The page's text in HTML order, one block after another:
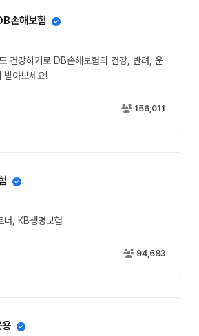
손해보험
건강하기로 DB손해보험의 건강, 반려, 운
받아보세요!
156,011
너, KB생명보험
94,683